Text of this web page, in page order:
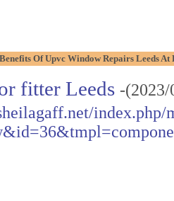
Of Upvc Window Repairs Leeds
fitter Leeds -
index.php/